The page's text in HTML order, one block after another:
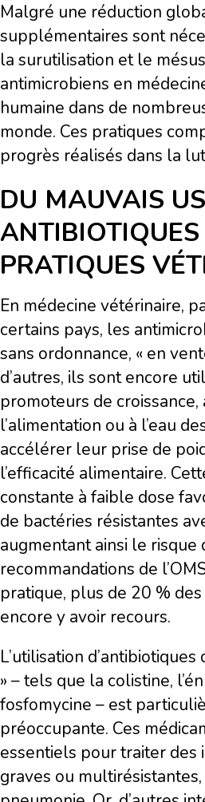
Malgré une réduction
supplémentaires sont
la surutilisation et le
antimicrobiens en
humaine dans de
monde. Ces pratiques
progrès réalisés dans la
DU MAUVAIS
PRATIQUES
En médecine vétérinaire,
certains pays, les
sans ordonnance, « en
d’autres, ils sont encore
promoteurs de croissance,
l’alimentation ou à l’eau
accélérer leur prise de
l’efficacité alimentaire.
constante à faible dose
de bactéries résistantes
augmentant ainsi le risque
recommandations de
pratique, plus de 20 %
encore y avoir recours.
L’utilisation
» – tels que la colistine,
fosfomycine – est
préoccupante. Ces
essentiels pour traiter des
graves ou